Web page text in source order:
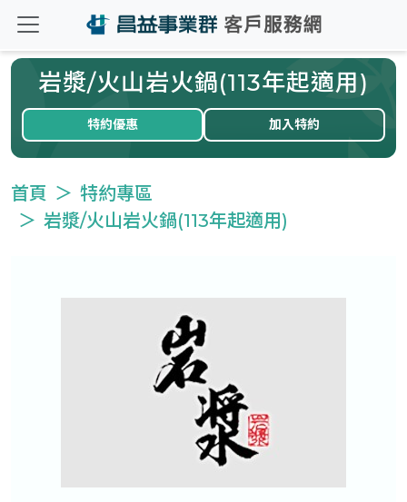
岩漿/火山岩火鍋(113年起適用)
特約優惠 加入特約
首頁
特約專區
岩漿/火山岩火鍋(113年起適用)